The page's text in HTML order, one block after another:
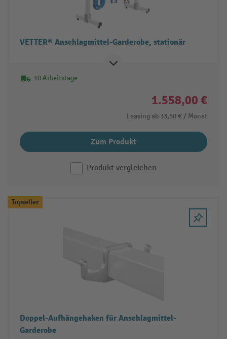
VETTER® Anschlagmittel-Garderobe, stationär
10 Arbeitstage
1.558,00 €
Leasing ab 33,50 € / Monat
Zum Produkt
Produkt vergleichen
Topseller
Doppel-Aufhängehaken für Anschlagmittel-
Garderobe